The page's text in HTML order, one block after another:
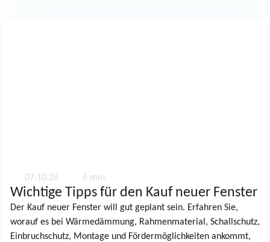
07.10.26 6 min.
Wichtige Tipps für den Kauf neuer Fenster
Der Kauf neuer Fenster will gut geplant sein. Erfahren Sie,
worauf es bei Wärmedämmung, Rahmenmaterial, Schallschutz,
Einbruchschutz, Montage und Fördermöglichkeiten ankommt,